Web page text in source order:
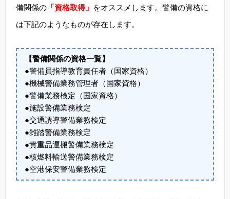
備関係の 「資格取得」 をオススメします。警備の資格に
は下記のようなものが存在します。
【警備関係の資格一覧】
●警備員指導教育責任者（国家資格）
●機械警備業務管理者（国家資格）
●警備業務検定（国家資格）
●施設警備業務検定
●交通誘導警備業務検定
●雑踏警備業務検定
●貴重品運搬警備業務検定
●核燃料輸送警備業務検定
●空港保安警備業務検定